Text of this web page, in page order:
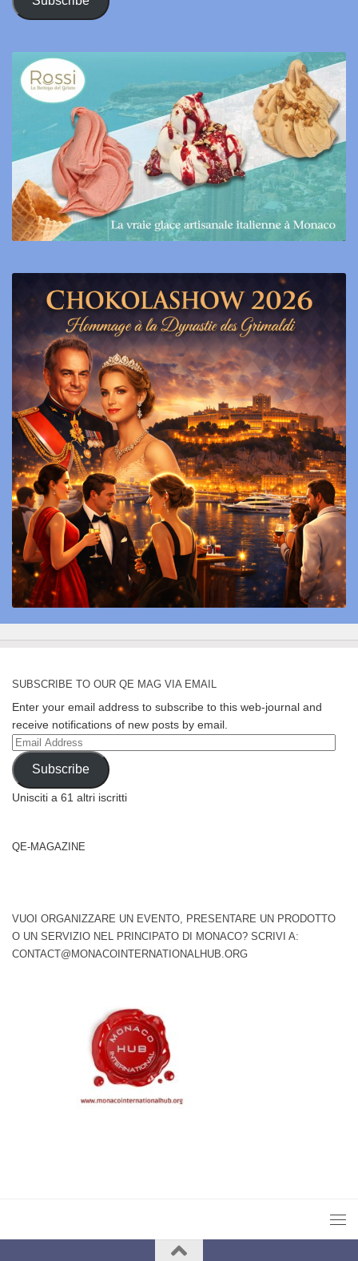
SUBSCRIBE TO OUR QE MAG VIA EMAIL
Enter your email address to subscribe to this web-journal and
receive notifications of new posts by email.
Email
Address
Subscribe
Unisciti a 61 altri iscritti
QE-MAGAZINE
VUOI ORGANIZZARE UN EVENTO, PRESENTARE UN PRODOTTO
O UN SERVIZIO NEL PRINCIPATO DI MONACO? SCRIVI A:
CONTACT@MONACOINTERNATIONALHUB.ORG